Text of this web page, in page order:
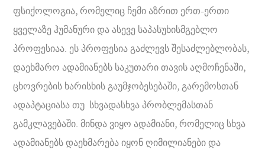
ფსიქოლოგია, რომელიც ჩემი აზრით ერთ-ერთი
ყველაზე ჰუმანური და ასევე საპასუხისმგებლო
პროფესიაა. ეს პროფესია გაძლევს შესაძლებლობას,
დაეხმარო ადამიანებს საკუთარი თავის აღმოჩენაში,
ცხოვრების ხარისხის გაუმჯობესებაში, გარემოსთან
ადაპტაციასა თუ სხვადასხვა პრობლემასთან
გამკლავებაში. მინდა ვიყო ადამიანი, რომელიც სხვა
ადამიანებს დაეხმარება იყონ ღიმილიანები და